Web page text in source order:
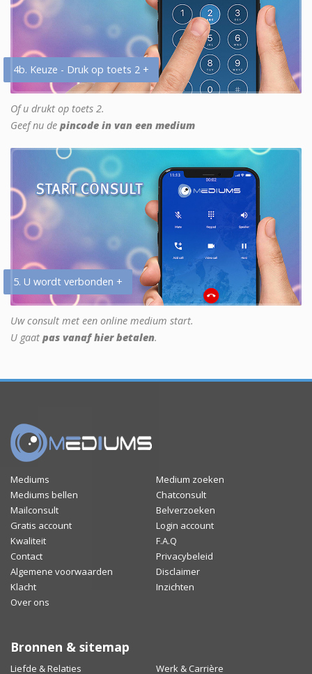
4b. Keuze - Druk op toets 2 +
Of u drukt op toets 2.
Geef nu de pincode in van een medium
5. U wordt verbonden +
Uw consult met een online medium start.
U gaat pas vanaf hier betalen.
Mediums
Medium zoeken
Mediums bellen
Chatconsult
Mailconsult
Belverzoeken
Gratis account
Login account
Kwaliteit
F.A.Q
Contact
Privacybeleid
Algemene voorwaarden
Disclaimer
Klacht
Inzichten
Over ons
Bronnen & sitemap
Liefde & Relaties Werk & Carrière